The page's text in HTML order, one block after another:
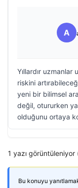
A
Yıllardır
riskini
yeni bir bilimsel
değil, otururken
olduğunu ortaya
1 yazı görüntüleniyor
Bu konuyu